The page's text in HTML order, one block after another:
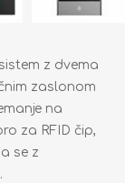
z dvema
zaslonom
na
za RFID čip,
se z